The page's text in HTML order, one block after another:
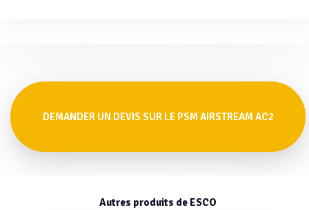
DEMANDER UN DEVIS SUR LE PSM AIRSTREAM AC2
Autres produits de ESCO